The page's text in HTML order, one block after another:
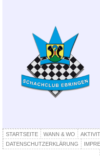
STARTSEITE WANN & WO
DATENSCHUTZERKLÄRUNG